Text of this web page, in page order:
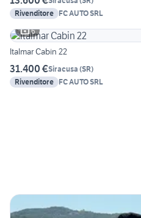
Rivenditore FC AUTO SRL
6
Italmar Cabin 22
31.400 €Siracusa (SR)
Rivenditore FC AUTO SRL